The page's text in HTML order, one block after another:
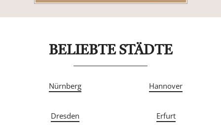
BELIEBTE STÄDTE
Nürnberg Hannover
Dresden Erfurt